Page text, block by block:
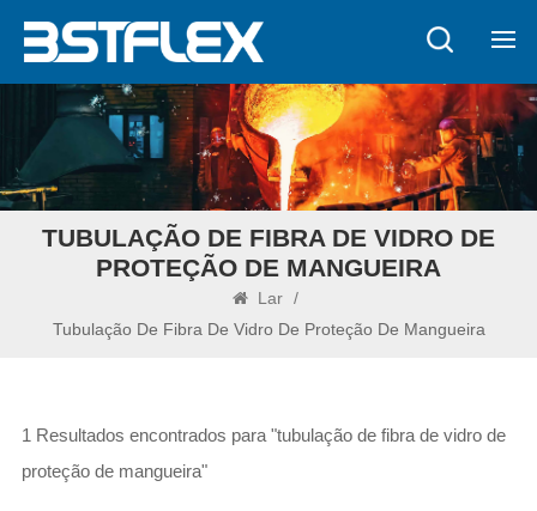
TUBULAÇÃO DE FIBRA DE VIDRO DE
PROTEÇÃO DE MANGUEIRA
Lar /
Tubulação De Fibra De Vidro De Proteção De Mangueira
1 Resultados encontrados para "tubulação de fibra de vidro de
proteção de mangueira"